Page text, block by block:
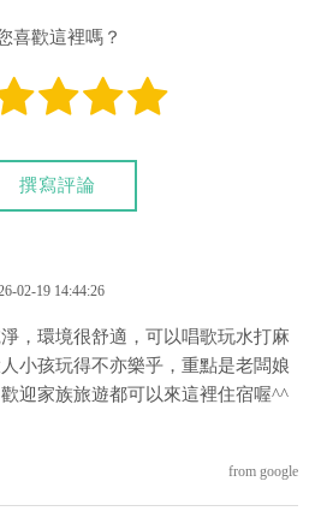
喜歡這裡嗎？
撰寫評論
02-19 14:44:26
，環境很舒適，可以唱歌玩水打麻
小孩玩得不亦樂乎，重點是老闆娘
迎家族旅遊都可以來這裡住宿喔^^
from google